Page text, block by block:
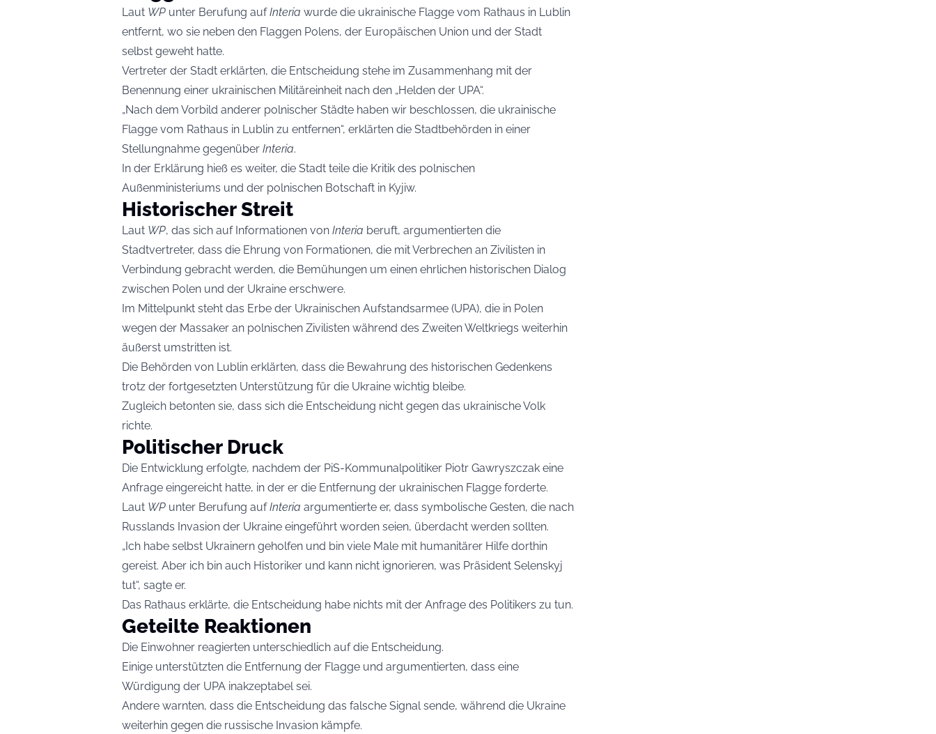
Laut WP unter Berufung aufInteria wurde die ukrainische Flagge vom Rathaus in Lublin
entfernt, wo sie neben den Flaggen Polens, der Europäischen Union und der Stadt
selbst geweht hatte.
Vertreter der Stadt erklärten, die Entscheidung stehe im Zusammenhang mit der
Benennung einer ukrainischen Militäreinheit nach den „Helden der UPA“.
„Nach dem Vorbild anderer polnischer Städte haben wir beschlossen, die ukrainische
Flagge vom Rathaus in Lublin zu entfernen“, erklärten die Stadtbehörden in einer
Stellungnahme gegenüber Interia.
In der Erklärung hieß es weiter, die Stadt teile die Kritik des polnischen
Außenministeriums und der polnischen Botschaft in Kyjiw.
Historischer Streit
Laut WP, das sich auf Informationen von Interia beruft, argumentierten die
Stadtvertreter, dass die Ehrung von Formationen, die mit Verbrechen an Zivilisten in
Verbindung gebracht werden, die Bemühungen um einen ehrlichen historischen Dialog
zwischen Polen und der Ukraine erschwere.
Im Mittelpunkt steht das Erbe der Ukrainischen Aufstandsarmee (UPA), die in Polen
wegen der Massaker an polnischen Zivilisten während des Zweiten Weltkriegs weiterhin
äußerst umstritten ist.
Die Behörden von Lublin erklärten, dass die Bewahrung des historischen Gedenkens
trotz der fortgesetzten Unterstützung für die Ukraine wichtig bleibe.
Zugleich betonten sie, dass sich die Entscheidung nicht gegen das ukrainische Volk
richte.
Politischer Druck
Die Entwicklung erfolgte, nachdem der PiS-Kommunalpolitiker Piotr Gawryszczak eine
Anfrage eingereicht hatte, in der er die Entfernung der ukrainischen Flagge forderte.
Laut WP unter Berufung aufInteria argumentierte er, dass symbolische Gesten, die nach
Russlands Invasion der Ukraine eingeführt worden seien, überdacht werden sollten.
„Ich habe selbst Ukrainern geholfen und bin viele Male mit humanitärer Hilfe dorthin
gereist. Aber ich bin auch Historiker und kann nicht ignorieren, was Präsident Selenskyj
tut“, sagte er.
Das Rathaus erklärte, die Entscheidung habe nichts mit der Anfrage des Politikers zu tun.
Geteilte Reaktionen
Die Einwohner reagierten unterschiedlich auf die Entscheidung.
Einige unterstützten die Entfernung der Flagge und argumentierten, dass eine
Würdigung der UPA inakzeptabel sei.
Andere warnten, dass die Entscheidung das falsche Signal sende, während die Ukraine
weiterhin gegen die russische Invasion kämpfe.